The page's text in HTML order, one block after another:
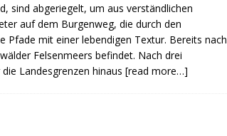
sind abgeriegelt, um aus verständlichen
auf dem Burgenweg, die durch den
mit einer lebendigen Textur. Bereits nach
Felsenmeers befindet. Nach drei
Landesgrenzen hinaus [read more…]